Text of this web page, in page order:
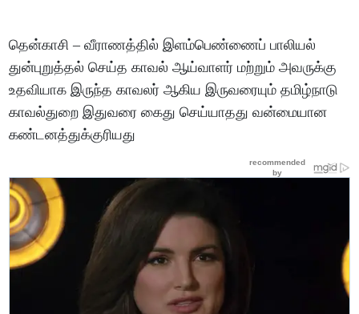
தென்காசி – வீராணத்தில் இளம்பெண்ணைப் பாலியல்
துன்புறுத்தல் செய்த காவல் ஆய்வாளர் மற்றும் அவருக்கு
உதவியாக இருந்த காவலர் ஆகிய இருவரையும் தமிழ்நாடு
காவல்துறை இதுவரை கைது செய்யாதது வன்மையான
கண்டனத்துக்குரியது